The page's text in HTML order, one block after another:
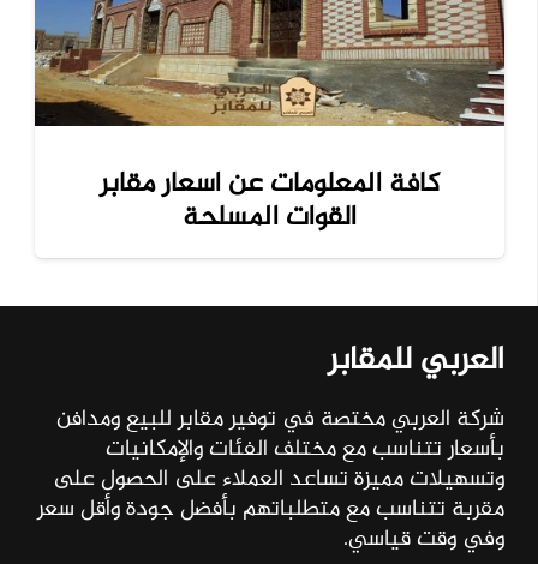
كافة المعلومات عن اسعار مقابر
القوات المسلحة
العربي للمقابر
شركة العربي مختصة في توفير مقابر للبيع ومدافن
بأسعار تتناسب مع مختلف الفئات والإمكانيات
وتسهيلات مميزة تساعد العملاء على الحصول على
مقربة تتناسب مع متطلباتهم بأفضل جودة وأقل سعر
وفي وقت قياسي.